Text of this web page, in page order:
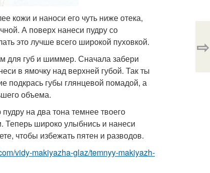
кожи и наноси его чуть ниже отека,
А поверх нанеси пудру со
это лучше всего широкой пуховкой.
для губ и шиммер. Сначала забери
в ямочку над верхней губой. Так ты
подкрась губы глянцевой помадой, а
объема.
на два тона темнее твоего
Теперь широко улыбнись и нанеси
чтобы избежать пятен и разводов.
vidy-makiyazha-glaz/temnyy-makiyazh-
⇨